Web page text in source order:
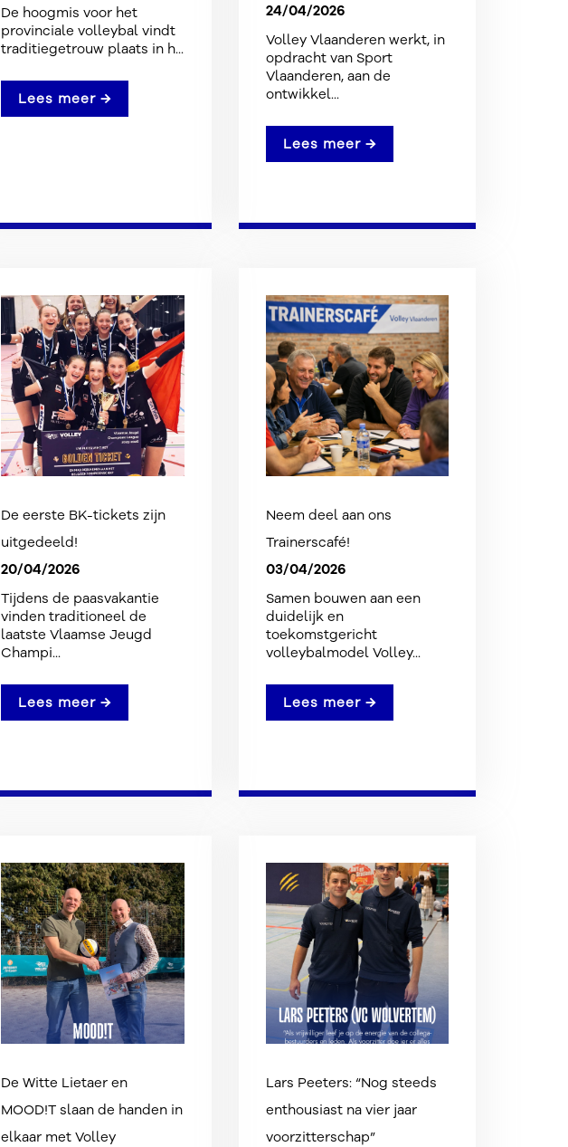
De hoogmis voor het
provinciale volleybal vindt
traditiegetrouw plaats in h...
Lees meer →
24/04/2026
Volley Vlaanderen werkt, in
opdracht van Sport
Vlaanderen, aan de
ontwikkel...
Lees meer →
De eerste BK-tickets zijn
uitgedeeld!
20/04/2026
Tijdens de paasvakantie
vinden traditioneel de
laatste Vlaamse Jeugd
Champi...
Lees meer →
Neem deel aan ons
Trainerscafé!
03/04/2026
Samen bouwen aan een
duidelijk en
toekomstgericht
volleybalmodel Volley...
Lees meer →
De Witte Lietaer en
MOOD!T slaan de handen in
elkaar met Volley
Lars Peeters: “Nog steeds
enthousiast na vier jaar
voorzitterschap”